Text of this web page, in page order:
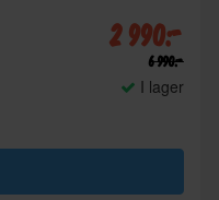
2 990:-
6 990:-
I lager